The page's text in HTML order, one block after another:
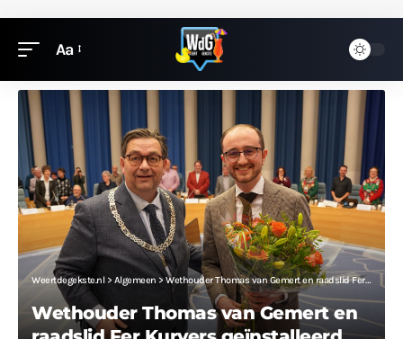
Aa
Weertdegekste.nl> Algemeen >Wethouder Thomas van Gemert en raadslid Fer Kurvers geïnstalleerd
Wethouder Thomas van Gemert en